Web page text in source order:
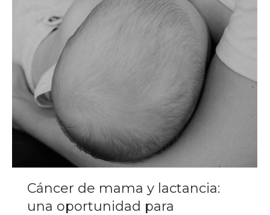
Cáncer de mama y lactancia:
una oportunidad para